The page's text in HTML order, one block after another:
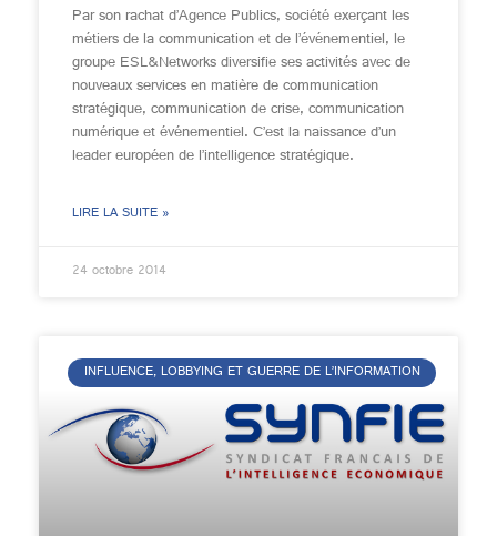
Par son rachat d’Agence Publics, société exerçant les
métiers de la communication et de l’événementiel, le
groupe ESL&Networks diversifie ses activités avec de
nouveaux services en matière de communication
stratégique, communication de crise, communication
numérique et événementiel. C’est la naissance d’un
leader européen de l’intelligence stratégique.
LIRE LA SUITE »
24 octobre 2014
INFLUENCE, LOBBYING ET GUERRE DE L’INFORMATION